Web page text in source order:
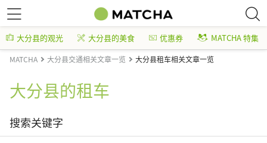
大分县的观光 大分县的美食 优惠券 MATCHA 特集
MATCHA 大分县交通相关文章一览 大分县租车相关文章一览
大分县的租车
搜索关键字